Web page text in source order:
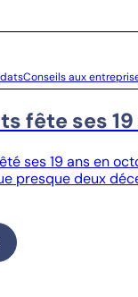
Conseils aux
fête ses
ses 19 ans en
presque deux